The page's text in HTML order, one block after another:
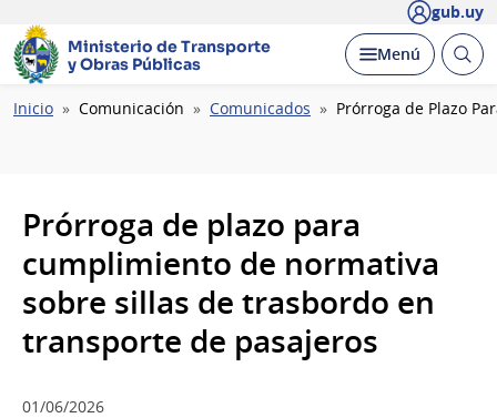
gub.uy
Ministerio de Transporte
y Obras Públicas
Desplegar
Menú Abrir
Ruta
Inicio Comunicación Comunicados Prórroga de Plazo
Prórroga de plazo para
cumplimiento de normativa
sobre sillas de trasbordo en
transporte de pasajeros
01/06/2026